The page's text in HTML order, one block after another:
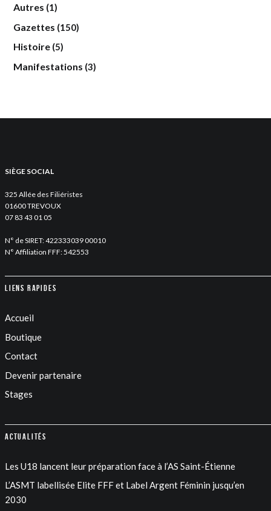
Autres (1)
Gazettes (150)
Histoire (5)
Manifestations (3)
SIÈGE SOCIAL
325 Allée des Filiéristes
01600 TREVOUX
07 83 43 01 05
N° de SIRET: 422333039 00010
N° Affiliation FFF: 542553
Liens rapides
Accueil
Boutique
Contact
Devenir partenaire
Stages
Actualités
Les U18 lancent leur préparation face à l’AS Saint-Étienne
L’ASMT labellisée Elite FFF et Label Argent Féminin jusqu’en
2030